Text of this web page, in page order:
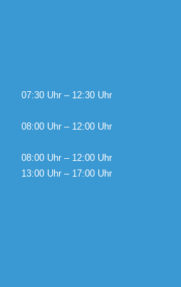
07:30 Uhr – 12:30 Uhr
08:00 Uhr – 12:00 Uhr
08:00 Uhr – 12:00 Uhr
13:00 Uhr – 17:00 Uhr